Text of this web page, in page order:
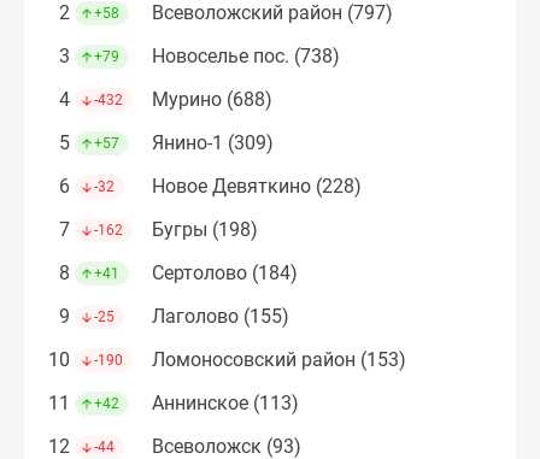
Коттеджные
поселки
ипотеку
Бизнес-
Коттеджи
Траншевая
Скидки
Рассрочка
2 +58
Всеволожский район (797)
3
+79
Новоселье пос. (738)
4
-432
Мурино (688)
5
+57
Янино-1 (309)
6
-32
Новое Девяткино (228)
7
-162
Бугры (198)
8
+41
Сертолово (184)
9
-25
Лаголово (155)
10
-190
Ломоносовский район (153)
11
+42
Аннинское (113)
12
-44
Всеволожск (93)